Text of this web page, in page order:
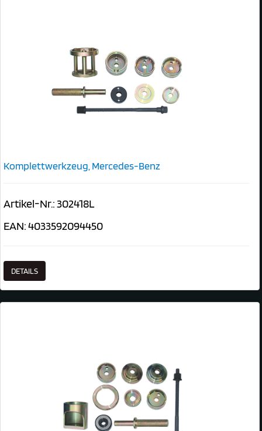
Komplettwerkzeug, Mercedes-Benz
Artikel-Nr.: 302418L
EAN: 4033592094450
DETAILS